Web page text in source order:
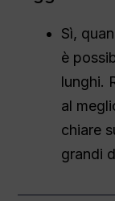
Sì,
è
lunghi.
al
chiare
grandi